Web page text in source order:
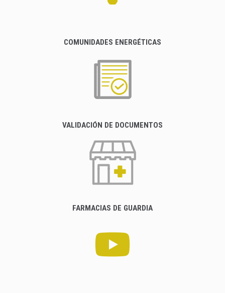
COMUNIDADES ENERGÉTICAS
VALIDACIÓN DE DOCUMENTOS
FARMACIAS DE GUARDIA